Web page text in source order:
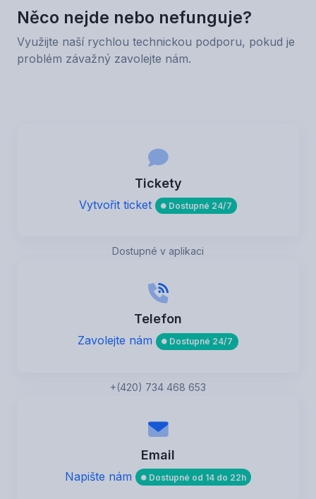
Něco nejde nebo nefunguje?
Využijte naší rychlou technickou podporu, pokud je
problém závažný zavolejte nám.
Tickety
Vytvořit ticket Dostupné 24/7
Dostupné v aplikaci
Telefon
Zavolejte nám Dostupné 24/7
+(420) 734 468 653
Email
Napište nám Dostupné od 14 do 22h